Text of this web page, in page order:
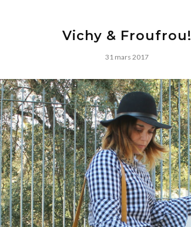
Vichy & Froufrou!
31 mars 2017